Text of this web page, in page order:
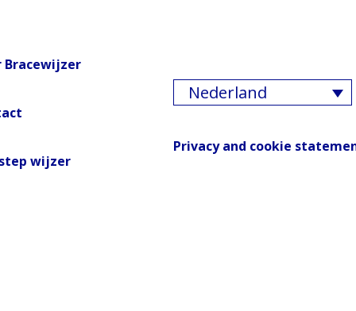
Bracewijzer
wijzer
Nederland
Privacy and cookie